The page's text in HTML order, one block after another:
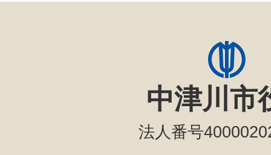
中津川市
法人番号